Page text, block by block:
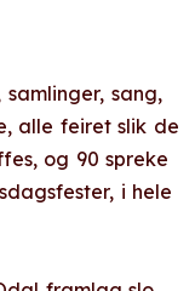
sang,
alle feiret slik de
og 90 spreke
i hele